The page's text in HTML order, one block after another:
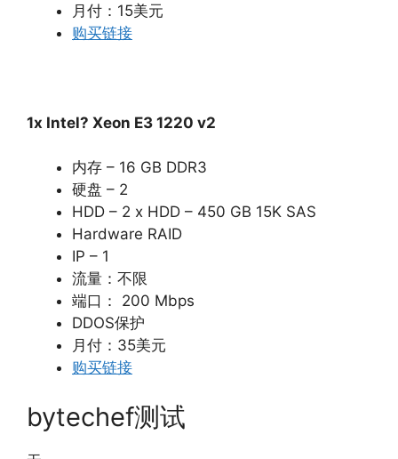
月付：15美元
购买链接
1x Intel? Xeon E3 1220 v2
内存 – 16 GB DDR3
硬盘 – 2
HDD – 2 x HDD – 450 GB 15K SAS
Hardware RAID
IP – 1
流量：不限
端口： 200 Mbps
DDOS保护
月付：35美元
购买链接
bytechef测试